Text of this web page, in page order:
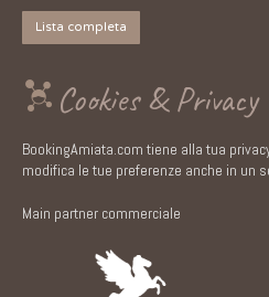
Lista completa
Cookies & Privacy
BookingAmiata.com tiene alla tua
modifica le tue preferenze anche in un
Main partner commerciale